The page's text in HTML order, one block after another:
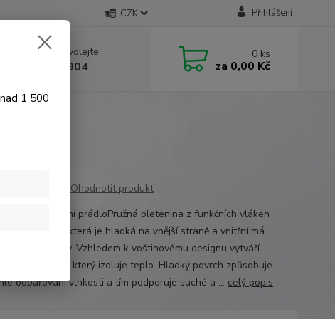
CZK Přihlášení
si rady? Zavolejte.
774 641 904
0 ks
za 0,00 Kč
Ohodnotit produkt
funkční prádloPružná pletenina z funkčních vláken
polyester), která je hladká na vnější straně a vnitřní má
struktury. Vzhledem k voštinovému designu vytváří
polštář, který izoluje teplo. Hladký povrch způsobuje
odpařování vlhkosti a tím podporuje suché a ... celý popis
1 500